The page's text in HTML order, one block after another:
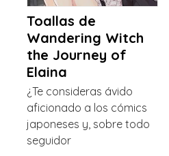
Toallas de
Wandering Witch
the Journey of
Elaina
¿Te consideras ávido
aficionado a los cómics
japoneses y, sobre todo
seguidor